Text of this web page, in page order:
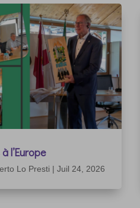
l’Europe
Lo Presti |Juil 24, 2026